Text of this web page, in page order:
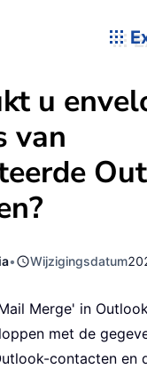
u
van
• Wijzigingsdatum
Merge' in
met de
contacten en